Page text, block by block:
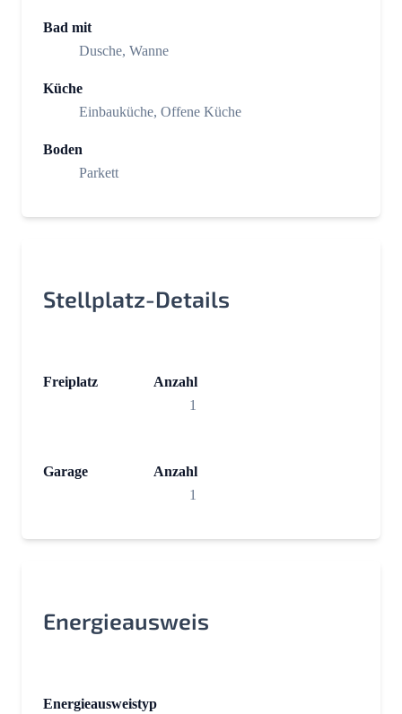
Bad mit
Dusche, Wanne
Küche
Einbauküche, Offene Küche
Boden
Parkett
Stellplatz-Details
Freiplatz
Anzahl
1
Garage
Anzahl
1
Energieausweis
Energieausweistyp